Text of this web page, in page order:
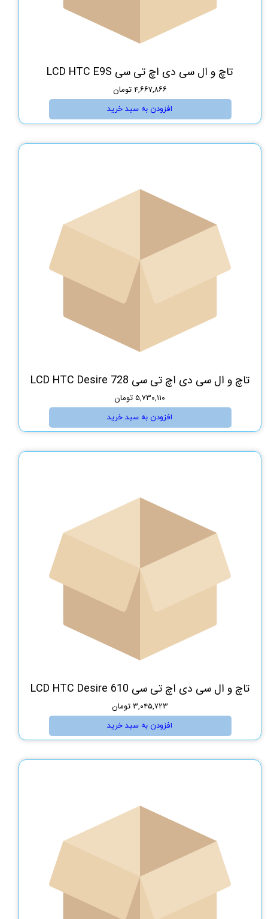
تاچ و ال سی دی اچ تی سی LCD HTC E9S
۴,۶۶۷,۸۶۶ تومان
افزودن به سبد خرید
تاچ و ال سی دی اچ تی سی LCD HTC Desire 728
۵,۷۳۰,۱۱۰ تومان
افزودن به سبد خرید
تاچ و ال سی دی اچ تی سی LCD HTC Desire 610
۳,۰۴۵,۷۲۳ تومان
افزودن به سبد خرید